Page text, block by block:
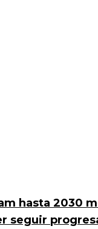
hasta 2030
seguir